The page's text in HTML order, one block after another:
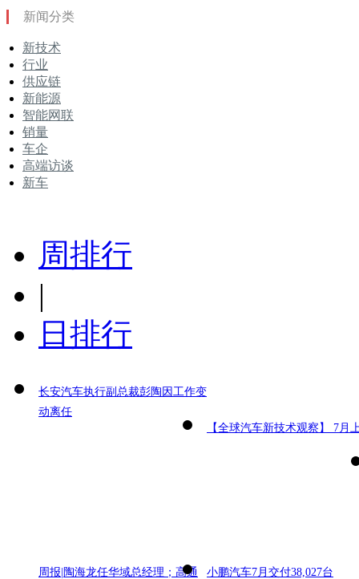
新闻分类
新技术
行业
供应链
新能源
智能网联
销量
车企
高端访谈
新车
周排行
|
日排行
长安汽车执行副总裁彭陶因工作变
动离任
【全球汽车新技术观察】 7月
周报|陶海龙任华域总经理；高通
小鹏汽车7月交付38,027台